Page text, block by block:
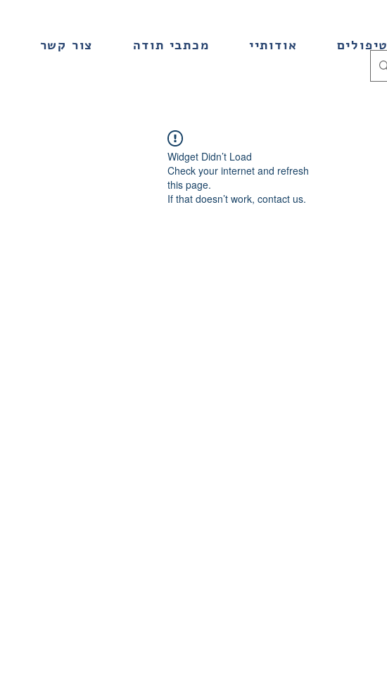
טיפולים אודותיי מכתבי תודה צור קשר
Widget Didn’t Load
Check your internet and refresh
this page.
If that doesn’t work, contact us.